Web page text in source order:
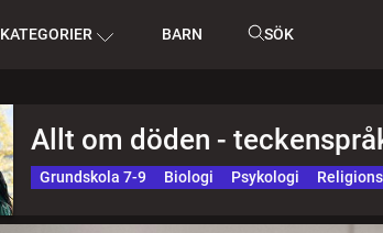
KATEGORIER BARN SÖK
Allt om döden -
Grundskola 7-9 Biologi Psykologi